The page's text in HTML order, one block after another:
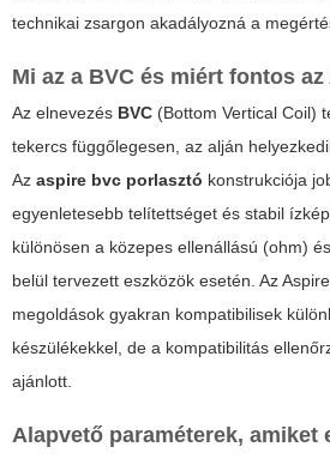
technikai zsargon akadályozná a
Mi az a BVC és miért fontos
Az elnevezés BVC (Bottom Vertical Coil)
tekercs függőlegesen, az alján
Az aspire bvc porlasztó konstrukciója
egyenletesebb telítettséget és stabil
különösen a közepes ellenállású (ohm)
belül tervezett eszközök esetén. Az
megoldások gyakran kompatibilisek
készülékekkel, de a kompatibilitás
ajánlott.
Alapvető paraméterek, amiket